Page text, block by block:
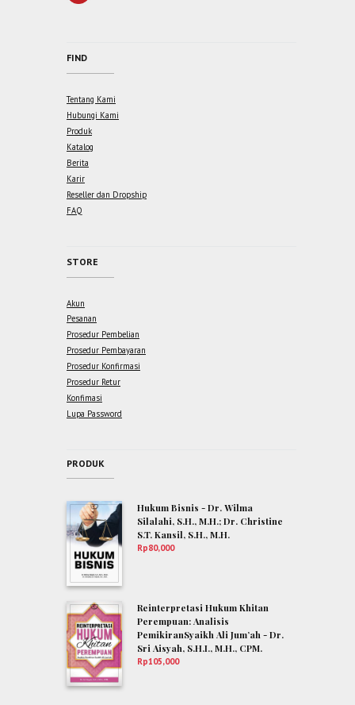
FIND
Tentang Kami
Hubungi Kami
Produk
Katalog
Berita
Karir
Reseller dan Dropship
FAQ
STORE
Akun
Pesanan
Prosedur Pembelian
Prosedur Pembayaran
Prosedur Konfirmasi
Prosedur Retur
Konfimasi
Lupa Password
PRODUK
Hukum Bisnis - Dr. Wilma
Silalahi, S.H., M.H.; Dr. Christine
S.T. Kansil, S.H., M.H.
Rp80,000
Reinterpretasi Hukum Khitan
Perempuan: Analisis
PemikiranSyaikh Ali Jum’ah - Dr.
Sri Aisyah, S.H.I., M.H., CPM.
Rp105,000